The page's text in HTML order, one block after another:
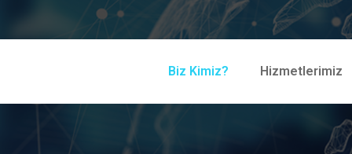
Biz Kimiz? Hizmetlerimiz